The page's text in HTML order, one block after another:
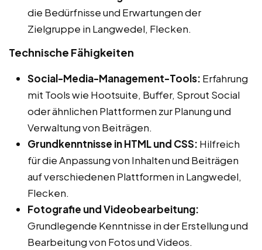
die Bedürfnisse und Erwartungen der
Zielgruppe in Langwedel, Flecken.
Technische Fähigkeiten
Social-Media-Management-Tools: Erfahrung
mit Tools wie Hootsuite, Buffer, Sprout Social
oder ähnlichen Plattformen zur Planung und
Verwaltung von Beiträgen.
Grundkenntnisse in HTML und CSS: Hilfreich
für die Anpassung von Inhalten und Beiträgen
auf verschiedenen Plattformen in Langwedel,
Flecken.
Fotografie und Videobearbeitung:
Grundlegende Kenntnisse in der Erstellung und
Bearbeitung von Fotos und Videos.